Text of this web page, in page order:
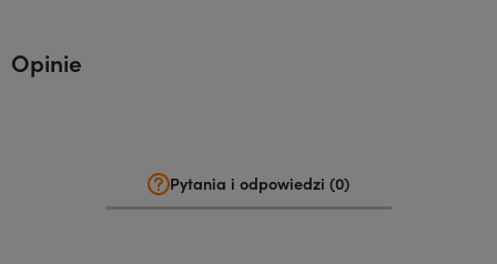
Opinie
Pytania i odpowiedzi (0)